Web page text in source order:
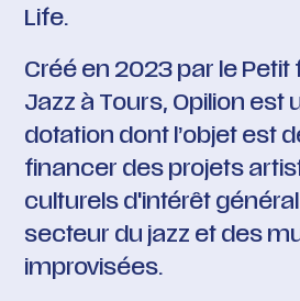
Life.
Créé en 2023 par le Petit
Jazz à Tours, Opilion est
dotation dont l’objet est
financer des projets
culturels d'intérêt
secteur du jazz et des
improvisées.